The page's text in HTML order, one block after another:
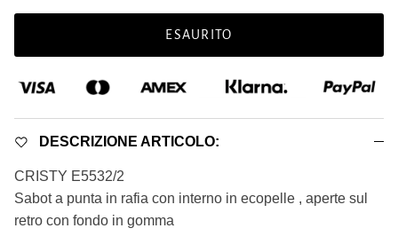
ESAURITO
DESCRIZIONE ARTICOLO:
CRISTY E5532/2
Sabot a punta in rafia con interno in ecopelle , aperte sul
retro con fondo in gomma